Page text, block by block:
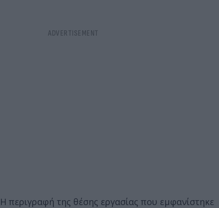
Η περιγραφή της θέσης εργασίας που εμφανίστηκε